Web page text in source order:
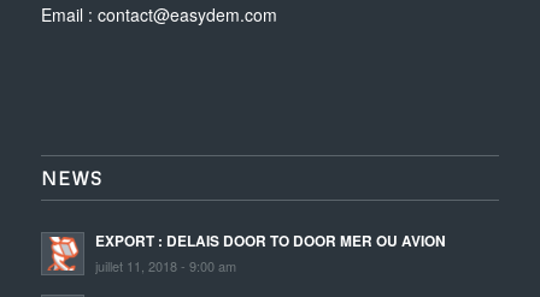
Email : contact@easydem.com
NEWS
EXPORT : DELAIS DOOR TO DOOR MER OU AVION
juillet 11, 2018 - 9:00 am